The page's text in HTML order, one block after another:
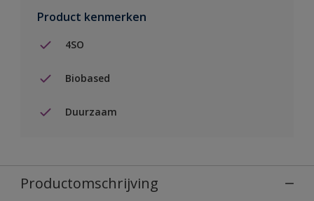
Product kenmerken
4SO
Biobased
Duurzaam
Productomschrijving